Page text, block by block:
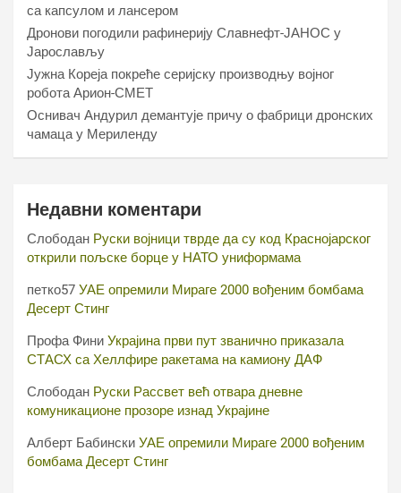
са капсулом и лансером
Дронови погодили рафинерију Славнефт-ЈАНОС у
Јарослављу
Јужна Кореја покреће серијску производњу војног
робота Арион-СМЕТ
Оснивач Андурил демантује причу о фабрици дронских
чамаца у Мериленду
Недавни коментари
Слободан Руски војници тврде да су код Краснојарског
открили пољске борце у НАТО униформама
петко57 УАЕ опремили Мираге 2000 вођеним бомбама
Десерт Стинг
Профа Фини Украјина први пут званично приказала
СТАСХ са Хеллфире ракетама на камиону ДАФ
Слободан Руски Рассвет већ отвара дневне
комуникационе прозоре изнад Украјине
Алберт Бабински УАЕ опремили Мираге 2000 вођеним
бомбама Десерт Стинг